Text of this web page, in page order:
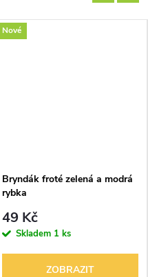
Nové
Bryndák froté zelená a modrá
rybka
49 Kč
Skladem 1 ks
ZOBRAZIT